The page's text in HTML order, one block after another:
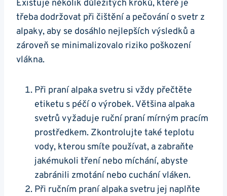
Existuje několik důležitých kroků, které je
třeba dodržovat při čištění a pečování o svetr z
⁣alpaky, aby se dosáhlo ‍nejlepších výsledků⁤ a
zároveň se ⁣minimalizovalo riziko poškození
vlákna.
Při praní alpaka svetru si‍ vždy⁢ přečtěte
⁢etiketu s péčí o výrobek. Většina ‍alpaka⁢
svetrů vyžaduje ruční praní​ mírným⁢ pracím
prostředkem.‍ Zkontrolujte také teplotu
vody, kterou smíte používat, a zabraňte
jakémukoli tření nebo míchání, abyste​
zabránili zmotání nebo cuchání vláken.
Při ručním praní alpaka svetru jej‌ naplňte